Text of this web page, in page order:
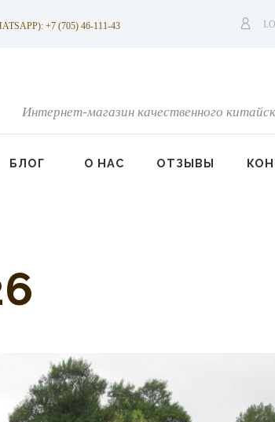
+7 (705) 46-111-43
Интернет-магазин качественного
БЛОГ О НАС ОТЗЫВЫ